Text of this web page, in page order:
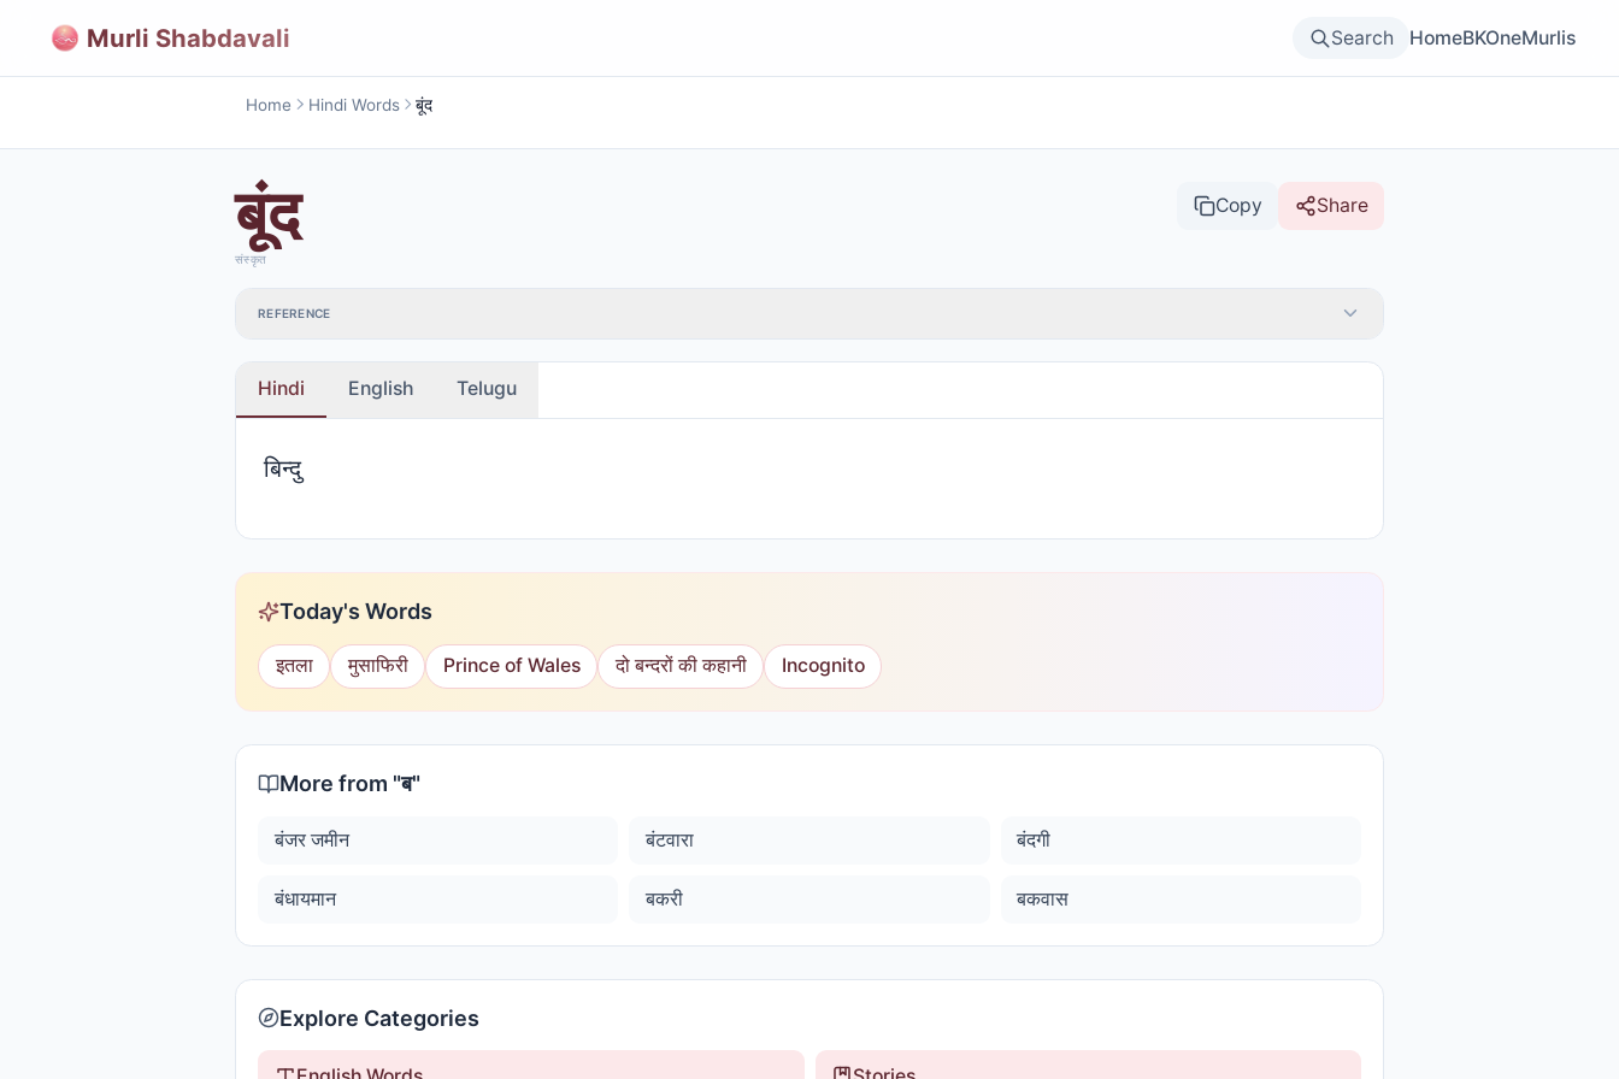
Murli Shabdavali Search HomeBKOneMurlis
Home Hindi Words बूंद
बूंद Copy Share
संस्कृत
REFERENCE
Hindi English Telugu
बिन्दु
Today's Words
इतला मुसाफिरी Prince of Wales दो बन्दरों की कहानी Incognito
More from "ब"
बंजर जमीन बंटवारा बंदगी
बंधायमान बकरी बकवास
Explore Categories